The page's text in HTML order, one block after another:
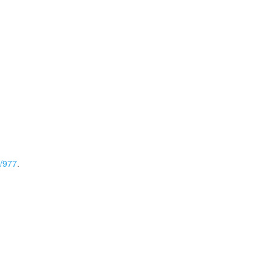
977.